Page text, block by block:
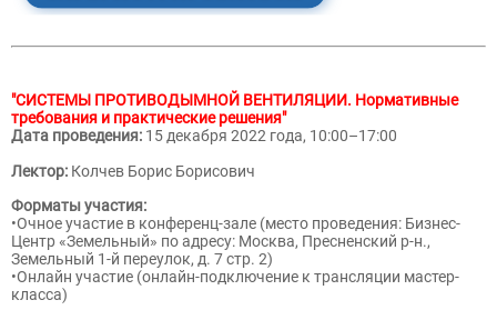
"СИСТЕМЫ ПРОТИВОДЫМНОЙ ВЕНТИЛЯЦИИ. Нормативные
требования и практические решения"
Дата проведения: 15 декабря 2022 года, 10:00–17:00
Лектор: Колчев Борис Борисович
Форматы участия:
•Очное участие в конференц-зале (место проведения: Бизнес-
Центр «Земельный» по адресу: Москва, Пресненский р-н.,
Земельный 1-й переулок, д. 7 стр. 2)
•Онлайн участие (онлайн-подключение к трансляции мастер-
класса)